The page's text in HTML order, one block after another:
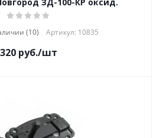
(10) Артикул: 10835
320руб./шт